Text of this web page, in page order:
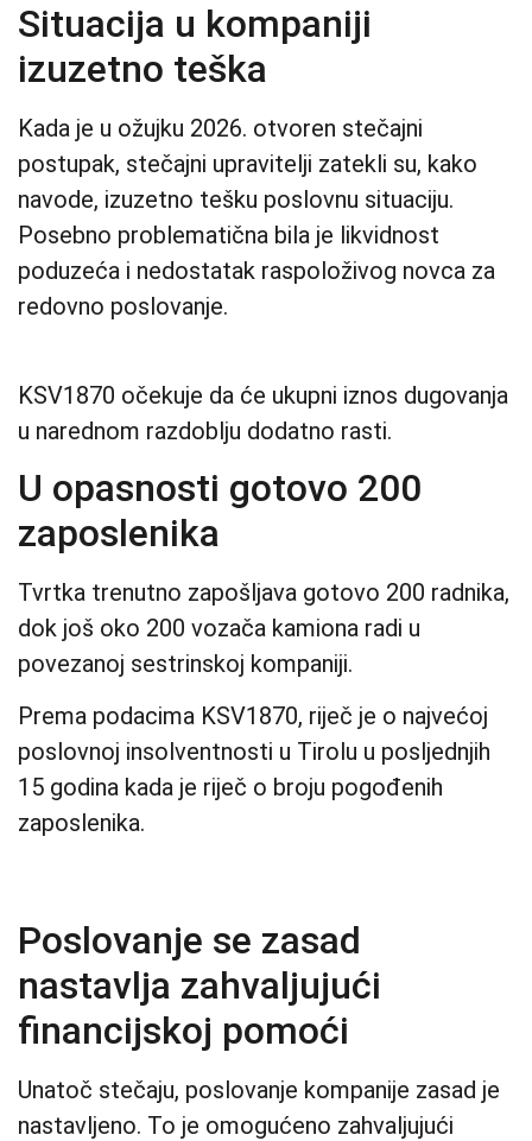
Situacija u kompaniji
izuzetno teška
Kada je u ožujku 2026. otvoren stečajni
postupak, stečajni upravitelji zatekli su, kako
navode, izuzetno tešku poslovnu situaciju.
Posebno problematična bila je likvidnost
poduzeća i nedostatak raspoloživog novca za
redovno poslovanje.
KSV1870 očekuje da će ukupni iznos dugovanja
u narednom razdoblju dodatno rasti.
U opasnosti gotovo 200
zaposlenika
Tvrtka trenutno zapošljava gotovo 200 radnika,
dok još oko 200 vozača kamiona radi u
povezanoj sestrinskoj kompaniji.
Prema podacima KSV1870, riječ je o najvećoj
poslovnoj insolventnosti u Tirolu u posljednjih
15 godina kada je riječ o broju pogođenih
zaposlenika.
Poslovanje se zasad
nastavlja zahvaljujući
financijskoj pomoći
Unatoč stečaju, poslovanje kompanije zasad je
nastavljeno. To je omogućeno zahvaljujući